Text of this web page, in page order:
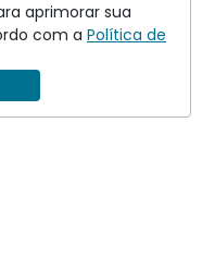
aprimorar sua
com a Política de